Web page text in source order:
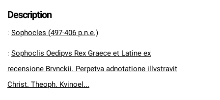
Description
: Sophocles (497-406 p.n.e.)
: Sophoclis Oedipvs Rex Graece et Latine ex
recensione Brvnckii. Perpetva adnotatione illvstravit
Christ. Theoph. Kvinoel...